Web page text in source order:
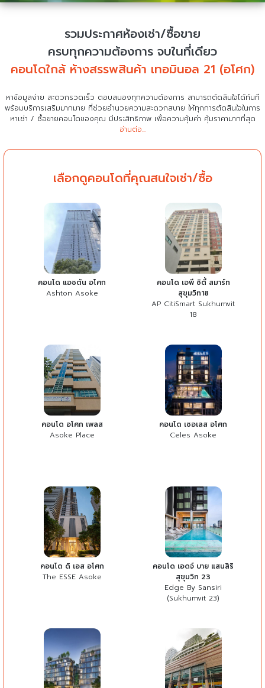
รวมประกาศห้องเช่า/ซื้อขาย
ครบทุกความต้องการ จบในที่เดียว
คอนโดใกล้ ห้างสรรพสินค้า เทอมินอล 21 (อโศก)
หาข้อมูลง่าย สะดวกรวดเร็ว ตอบสนองทุกความต้องการ สามารถตัดสินใจได้ทันที
พร้อมบริการเสริมมากมาย ที่ช่วยอำนวยความสะดวกสบาย ให้ทุกการตัดสินใจในการ
หาเช่า / ซื้อขายคอนโดของคุณ มีประสิทธิภาพ เพื่อความคุ้มค่า คุ้มราคามากที่สุด
อ่านต่อ...
เลือกดูคอนโดที่คุณสนใจเช่า/ซื้อ
คอนโด แอชตัน อโศก
Ashton Asoke
คอนโด เอพี ซิตี้ สมาร์ท
สุขุมวิท18
AP CitiSmart Sukhumvit
18
คอนโด อโศก เพลส
Asoke Place
คอนโด เซอเลส อโศก
Celes Asoke
คอนโด ดิ เอส อโศก
The ESSE Asoke
คอนโด เอดจ์ บาย แสนสิริ
สุขุมวิท 23
Edge By Sansiri
(Sukhumvit 23)